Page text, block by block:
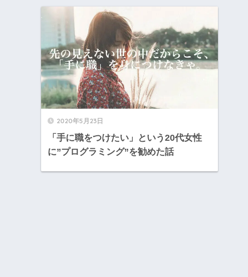
2020年5月23日
「手に職をつけたい」という20代女性
に”プログラミング”を勧めた話